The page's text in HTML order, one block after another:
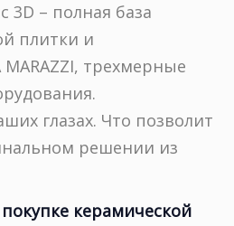
3D – полная база
плитки и
трехмерные
глазах. Что позволит
решении из
керамической